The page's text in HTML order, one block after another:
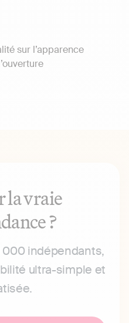
sur l’apparence
la vraie
?
indépendants,
ultra-simple et